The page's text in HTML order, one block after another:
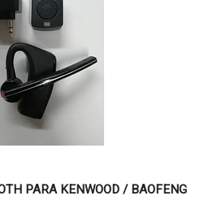
PARA KENWOOD / BAOFENG